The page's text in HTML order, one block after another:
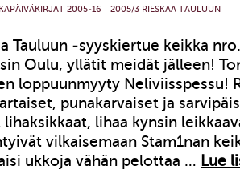
2005-16 2005/3 RIESKAA TAULUUN
Tauluun -syyskiertue keikka
Oulu, yllätit meidät jälleen!
loppuunmyyty Neliviisspessu!
punakarvaiset ja
lihaa kynsin
vilkaisemaan Stam1nan
ukkoja vähän pelottaa … Lue